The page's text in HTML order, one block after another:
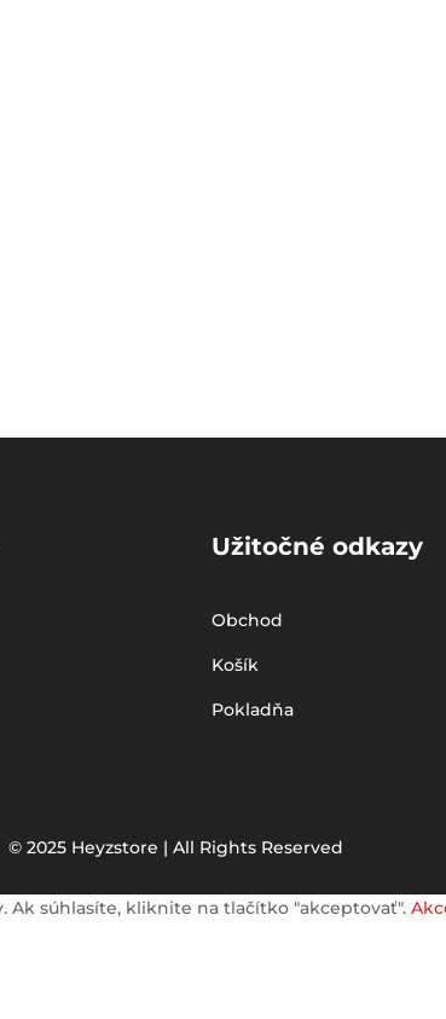
Užitočné odkazy
Obchod
Košík
Pokladňa
© 2025 Heyzstore | All Rights Reserved
Ak súhlasíte, kliknite na tlačítko "akceptovať".